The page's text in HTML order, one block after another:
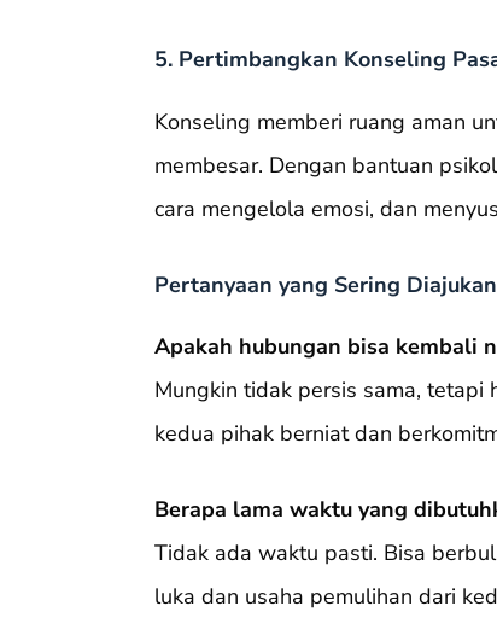
5. Pertimbangkan Konseling
Konseling memberi ruang aman
membesar. Dengan bantuan
cara mengelola emosi, dan
Pertanyaan yang Sering Diajukan
Apakah hubungan bisa kembali
Mungkin tidak persis sama,
kedua pihak berniat dan
Berapa lama waktu yang
Tidak ada waktu pasti. Bisa
luka dan usaha pemulihan dari